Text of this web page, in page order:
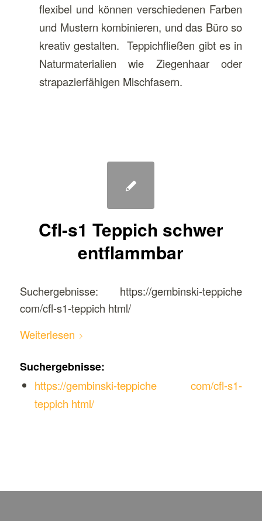
flexibel und können verschiedenen Farben
und Mustern kombinieren, und das Büro so
kreativ gestalten. Teppichfließen gibt es in
Naturmaterialien wie Ziegenhaar oder
strapazierfähigen Mischfasern.
Cfl-s1 Teppich schwer
entflammbar
Suchergebnisse: https://gembinski-teppiche
com/cfl-s1-teppich html/
Weiterlesen
Suchergebnisse:
https://gembinski-teppiche com/cfl-s1-
teppich html/